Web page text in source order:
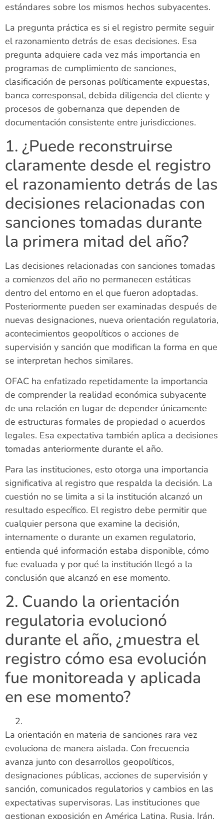
estándares sobre los mismos hechos subyacentes.
La pregunta práctica es si el registro permite seguir
el razonamiento detrás de esas decisiones. Esa
pregunta adquiere cada vez más importancia en
programas de cumplimiento de sanciones,
clasificación de personas políticamente expuestas,
banca corresponsal, debida diligencia del cliente y
procesos de gobernanza que dependen de
documentación consistente entre jurisdicciones.
1. ¿Puede reconstruirse
claramente desde el registro
el razonamiento detrás de las
decisiones relacionadas con
sanciones tomadas durante
la primera mitad del año?
Las decisiones relacionadas con sanciones tomadas
a comienzos del año no permanecen estáticas
dentro del entorno en el que fueron adoptadas.
Posteriormente pueden ser examinadas después de
nuevas designaciones, nueva orientación regulatoria,
acontecimientos geopolíticos o acciones de
supervisión y sanción que modifican la forma en que
se interpretan hechos similares.
OFAC ha enfatizado repetidamente la importancia
de comprender la realidad económica subyacente
de una relación en lugar de depender únicamente
de estructuras formales de propiedad o acuerdos
legales. Esa expectativa también aplica a decisiones
tomadas anteriormente durante el año.
Para las instituciones, esto otorga una importancia
significativa al registro que respalda la decisión. La
cuestión no se limita a si la institución alcanzó un
resultado específico. El registro debe permitir que
cualquier persona que examine la decisión,
internamente o durante un examen regulatorio,
entienda qué información estaba disponible, cómo
fue evaluada y por qué la institución llegó a la
conclusión que alcanzó en ese momento.
2. Cuando la orientación
regulatoria evolucionó
durante el año, ¿muestra el
registro cómo esa evolución
fue monitoreada y aplicada
en ese momento?
La orientación en materia de sanciones rara vez
evoluciona de manera aislada. Con frecuencia
avanza junto con desarrollos geopolíticos,
designaciones públicas, acciones de supervisión y
sanción, comunicados regulatorios y cambios en las
expectativas supervisoras. Las instituciones que
gestionan exposición en América Latina, Rusia, Irán,